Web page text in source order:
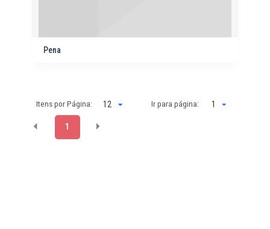
Pena
Itens por Página: Ir para página: 1
1